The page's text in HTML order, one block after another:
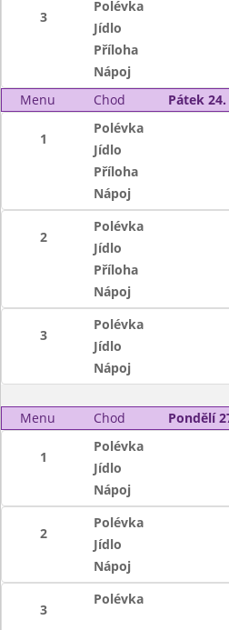
3
Polévka
Jídlo
Příloha
Nápoj
Menu
Chod Pátek
1
Polévka
Jídlo
Příloha
Nápoj
2
Polévka
Jídlo
Příloha
Nápoj
3
Polévka
Jídlo
Nápoj
Menu Chod Pondělí
1
Polévka
Jídlo
Nápoj
2
Polévka
Jídlo
Nápoj
3
Polévka